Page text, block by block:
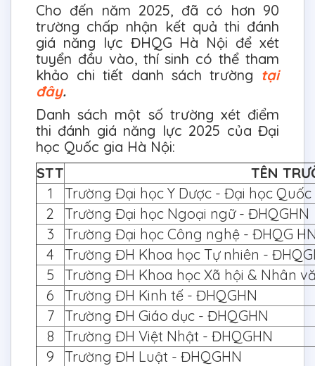
Cho đến năm 2025, đã có hơn 90
trường chấp nhận kết quả thi đánh
giá năng lực ĐHQG Hà Nội để xét
tuyển đầu vào, thí sinh có thể tham
khảo chi tiết danh sách trường tại
đây.
Danh sách một số trường xét điểm
thi đánh giá năng lực 2025 của Đại
học Quốc gia Hà Nội:
STT
TÊN
1
Trường Đại học Y Dược - Đại học
2
Trường Đại học Ngoại ngữ - ĐHQGHN
3
Trường Đại học Công nghệ - ĐHQG
4
Trường ĐH Khoa học Tự nhiên -
5
Trường ĐH Khoa học Xã hội & Nhân
6
Trường ĐH Kinh tế - ĐHQGHN
7
Trường ĐH Giáo dục - ĐHQGHN
8
Trường ĐH Việt Nhật - ĐHQGHN
9
Trường ĐH Luật - ĐHQGHN